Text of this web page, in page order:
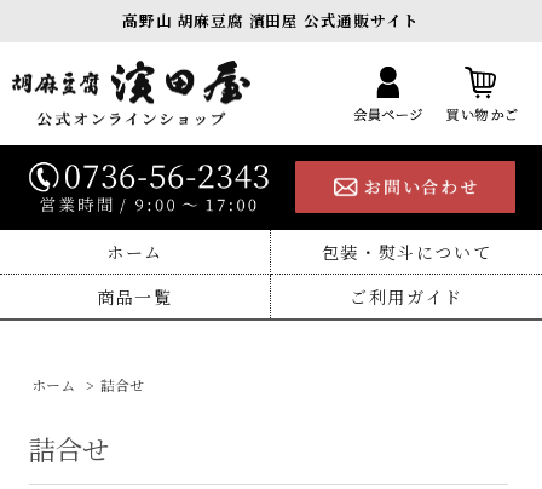
高野山 胡麻豆腐 濱田屋 公式通販サイト
ホーム
包装・熨斗について
商品一覧
ご利用ガイド
ホーム > 詰合せ
詰合せ